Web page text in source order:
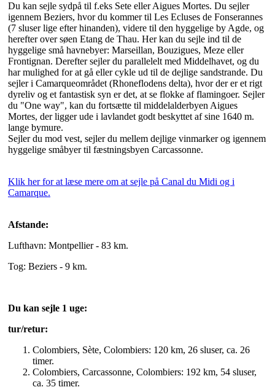
Du kan sejle sydpå til f.eks Sete eller Aigues Mortes. Du sejler
igennem Beziers, hvor du kommer til Les Ecluses de Fonserannes
(7 sluser lige efter hinanden), videre til den hyggelige by Agde, og
herefter over søen Etang de Thau. Her kan du sejle ind til de
hyggelige små havnebyer: Marseillan, Bouzigues, Meze eller
Frontignan. Derefter sejler du parallelelt med Middelhavet, og du
har mulighed for at gå eller cykle ud til de dejlige sandstrande. Du
sejler i Camarqueområdet (Rhoneflodens delta), hvor der er et rigt
dyreliv og et fantastisk syn er det, at se flokke af flamingoer. Sejler
du "One way", kan du fortsætte til middelalderbyen Aigues
Mortes, der ligger ude i lavlandet godt beskyttet af sine 1640 m.
lange bymure.
Sejler du mod vest, sejler du mellem dejlige vinmarker og igennem
hyggelige småbyer til fæstningsbyen Carcassonne.
Klik her for at læse mere om at sejle på Canal du Midi og i
Camarque.
Afstande:
Lufthavn: Montpellier - 83 km.
Tog: Beziers - 9 km.
Du kan sejle 1 uge:
tur/retur:
Colombiers, Sète, Colombiers: 120 km, 26 sluser, ca. 26
timer.
Colombiers, Carcassonne, Colombiers: 192 km, 54 sluser,
ca. 35 timer.